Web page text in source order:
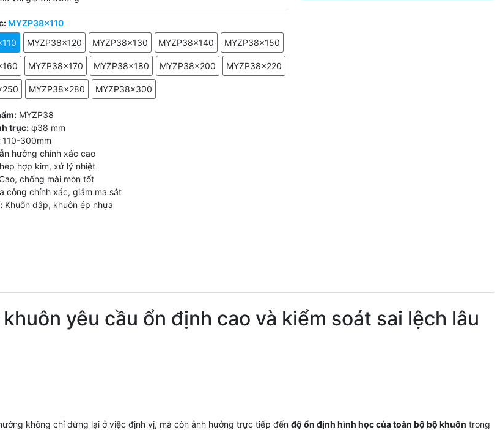
MYZP38x110
MYZP38x120 MYZP38x130 MYZP38x140 MYZP38x150
MYZP38x170 MYZP38x180 MYZP38x200 MYZP38x220
MYZP38x280 MYZP38x300
MYZP38
trục: φ38 mm
110-300mm
hướng chính xác cao
hợp kim, xử lý nhiệt
chống mài mòn tốt
công chính xác, giảm ma sát
Khuôn dập, khuôn ép nhựa
yêu cầu ổn định cao và kiểm soát sai lệch lâu
không chỉ dừng lại ở việc định vị, mà còn ảnh hưởng trực tiếp đến độ ổn định hình học của toàn bộ bộ khuôn trong